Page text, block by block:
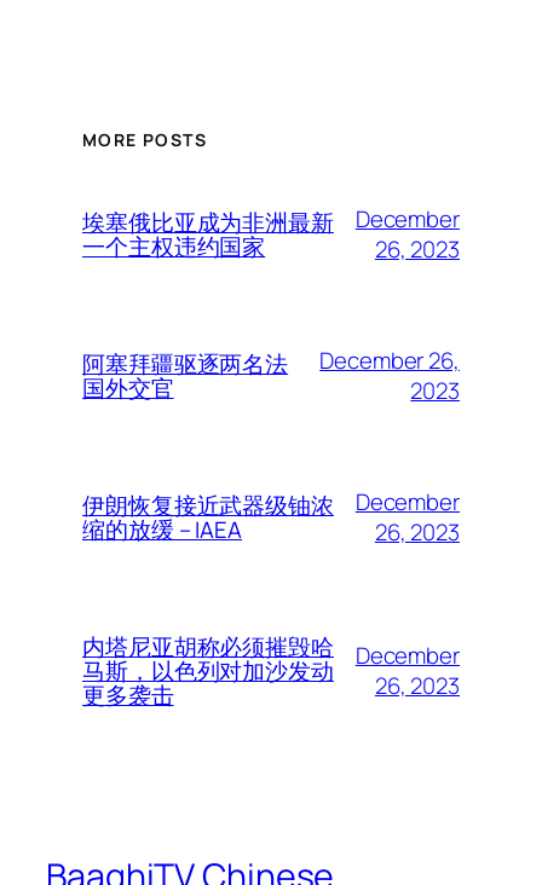
MORE POSTS
埃塞俄比亚成为非洲最新
一个主权违约国家
December
26, 2023
阿塞拜疆驱逐两名法
国外交官
December 26,
2023
伊朗恢复接近武器级铀浓
缩的放缓 – IAEA
December
26, 2023
内塔尼亚胡称必须摧毁哈
马斯，以色列对加沙发动
更多袭击
December
26, 2023